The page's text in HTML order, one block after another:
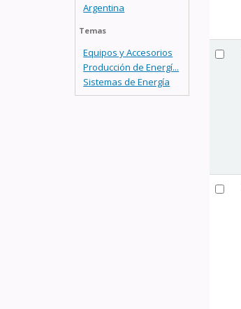
Argentina
Temas
Equipos y Accesorios
Producción de Energí...
Sistemas de Energía